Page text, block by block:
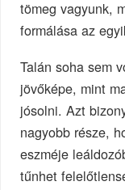
tömeg vagyunk,
formálása az
Talán soha sem
jövőképe, mint
jósolni. Azt
nagyobb része,
eszméje
tűnhet